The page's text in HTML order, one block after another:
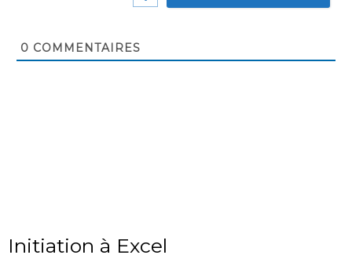
0 COMMENTAIRES
Initiation à Excel